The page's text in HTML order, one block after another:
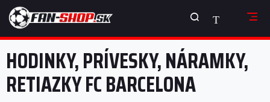
Prejsť
obsah
NÁKUPNÝ
KOŠÍK
HODINKY, PRÍVESKY, NÁRAMKY,
RETIAZKY FC BARCELONA